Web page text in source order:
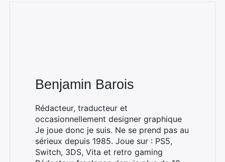
Benjamin Barois
Rédacteur, traducteur et
occasionnellement designer graphique
Je joue donc je suis. Ne se prend pas au
sérieux depuis 1985. Joue sur : PS5,
Switch, 3DS, Vita et retro gaming